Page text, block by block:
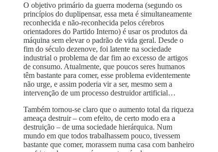
O objetivo primário da guerra moderna (segundo os
princípios do duplipensar, essa meta é simultaneamente
reconhecida e não-reconhecida pelos cérebros
orientadores do Partido Interno) é usar os produtos da
máquina sem elevar o padrão de vida geral. Desde o
fim do século dezenove, foi latente na sociedade
industrial o problema de dar fim ao excesso de artigos
de consumo. Atualmente, que poucos seres humanos
têm bastante para comer, esse problema evidentemente
não urge, e assim poderia vir a ser, mesmo sem a
intervenção de um processo destruidor artificial…
Também tornou-se claro que o aumento total da riqueza
ameaça destruir – com efeito, de certo modo era a
destruição – de uma sociedade hierárquica. Num
mundo em que todos trabalhassem pouco, tivessem
bastante que comer, morassem numa casa com banheiro